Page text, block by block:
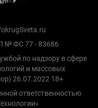
№ ФС 77 - 83686
по надзору в сфере
и массовых
26.07.2022 18+
ответственностью